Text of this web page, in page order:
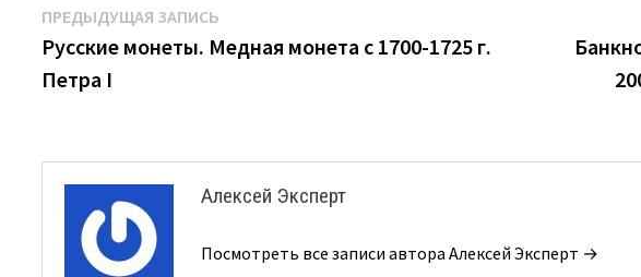
Навигация
по
записям
ПРЕДЫДУЩАЯ ЗАПИСЬ
запись:
Русские монеты. Медная монета с 1700-1725 г.
Петра I
Алексей Эксперт
Посмотреть все записи автора Алексей Эксперт →